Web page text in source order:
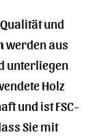
und
werden aus
unterliegen
Holz
und ist FSC-
Sie mit